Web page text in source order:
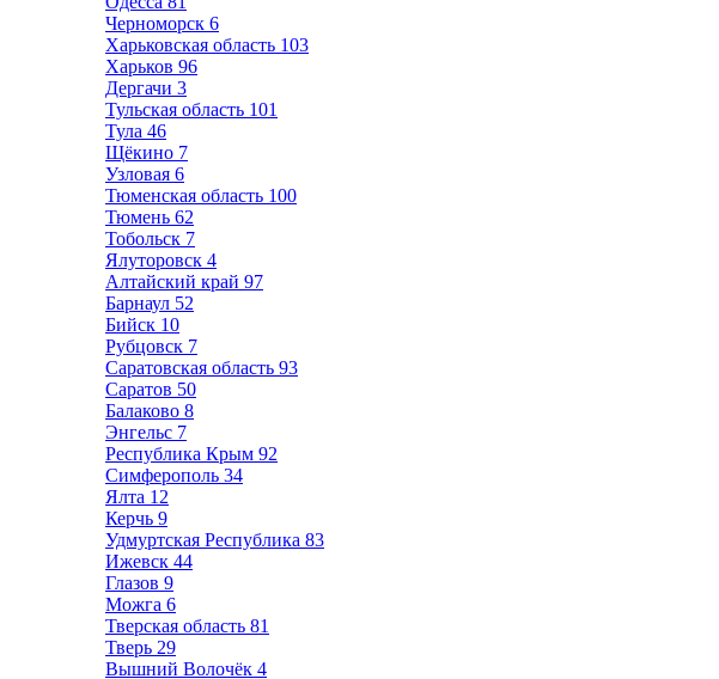
Черноморск 6
Харьковская область 103
Харьков 96
Дергачи 3
Тульская область 101
Тула 46
Щёкино 7
Узловая 6
Тюменская область 100
Тюмень 62
Тобольск 7
Ялуторовск 4
Алтайский край 97
Барнаул 52
Бийск 10
Рубцовск 7
Саратовская область 93
Саратов 50
Балаково 8
Энгельс 7
Республика Крым 92
Симферополь 34
Ялта 12
Керчь 9
Удмуртская Республика 83
Ижевск 44
Глазов 9
Можга 6
Тверская область 81
Тверь 29
Вышний Волочёк 4